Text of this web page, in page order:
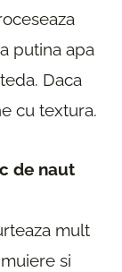
putina apa
Daca
cu textura.
de naut
mult
si